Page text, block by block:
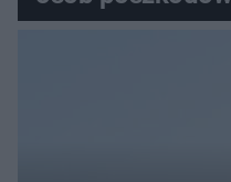
śmigłowiec LPR